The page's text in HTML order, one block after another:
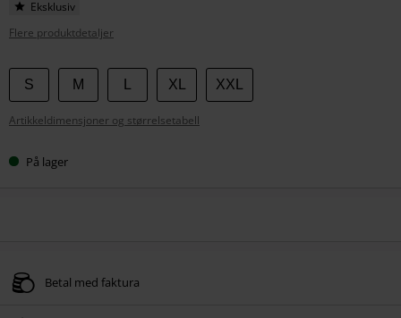
Eksklusiv
Flere produktdetaljer
Velg
størrelse
S M XL XXL
Artikkeldimensjoner og størrelsetabell
På lager
Betal med faktura